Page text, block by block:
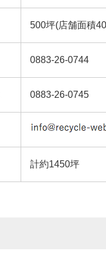
500坪(店舗面積
0883-26-0744
0883-26-0745
計約1450坪